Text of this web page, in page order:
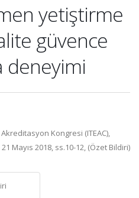
yetiştirme
güvence
deneyimi
Kongresi (ITEAC),
Mayıs 2018, ss.10-12, (Özet Bildiri)